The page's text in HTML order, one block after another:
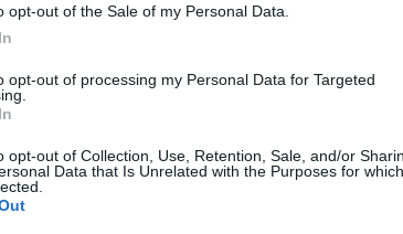
opt-out of the Sale of my Personal Data.
opt-out of processing my Personal Data for Targeted
opt-out of Collection, Use, Retention, Sale, and/or
Data that Is Unrelated with the Purposes for
Από το αφιέρωμα δεν θα μπορούσαν
συμπεραίνει ότι «οι λάτρεις της
πόλη. Ξεχωριστή μνεία γίνεται
ζωή», αλλά και την «πολύβουη»
διασκέδασης, ενώ για όσους